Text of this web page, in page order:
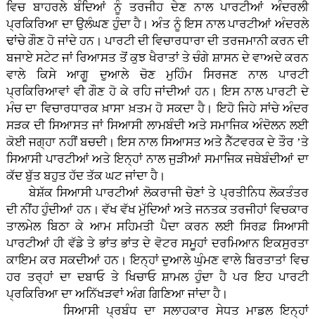
ਵਿਚ ਬਾਹਰਲੇ ਬੰਦਿਆਂ ਨੂੰ ਤਰਜੀਹ ਦੇਣ ਨਾਲ ਪਾਰਟੀਆਂ ਅੰਦਰਲੀ
ਪ੍ਰਕਿਰਿਆ ਦਾ ਉਲੰਘਣ ਹੁੰਦਾ ਹੈ। ਅੰਤ ਨੂੰ ਇਸ ਨਾਲ ਪਾਰਟੀਆਂ ਅੰਦਰਲੇ
ਢਾਂਚੇ ਗੌਣ ਹੋ ਜਾਂਦੇ ਹਨ। ਪਾਰਟੀ ਦੀ ਵਿਚਾਰਧਾਰਾ ਦੀ ਤਰਜਮਾਨੀ ਕਰਨ ਦੀ
ਬਜਾਏ ਸਟੇਟ ਜਾਂ ਰਿਆਸਤ ਤੋਂ ਕੁਝ ਖੈਰਾਤਾਂ ਤੇ ਚੰਗੇ ਸ਼ਾਸਨ ਦੇ ਵਾਅਦੇ ਕਰਨ
ਵਾਲੇ ਕਿਸੇ ਆਗੂ ਦੁਆਲੇ ਚੋਣ ਮੁਹਿੰਮ ਸਿਰਜਣ ਨਾਲ ਪਾਰਟੀ
ਪ੍ਰਕਿਰਿਆਵਾਂ ਵੀ ਗੌਣ ਹੋ ਕੇ ਰਹਿ ਜਾਂਦੀਆਂ ਹਨ। ਇਸ ਨਾਲ ਪਾਰਟੀ ਦੇ
ਮੰਚ ਦਾ ਵਿਚਾਰਧਾਰਕ ਖ਼ਾਸਾ ਖ਼ਤਮ ਹੋ ਸਕਦਾ ਹੈ। ਇਹੋ ਜਿਹੇ ਸਾਂਚੇ ਅੰਦਰ
ਸੜਕ ਦੀ ਸਿਆਸਤ ਜਾਂ ਸਿਆਸੀ ਲਾਮਬੰਦੀ ਅਤੇ ਸਮਾਜਿਕ ਅੰਦੋਲਨ ਲਈ
ਕੋਈ ਜਗ੍ਹਾ ਨਹੀਂ ਬਚਦੀ। ਇਸ ਨਾਲ ਸਿਆਸਤ ਅਤੇ ਨੈੱਟਵਰਕ ਦੇ ਤੌਰ ’ਤੇ
ਸਿਆਸੀ ਪਾਰਟੀਆਂ ਅਤੇ ਇਨ੍ਹਾਂ ਨਾਲ ਜੁੜੀਆਂ ਸਮਾਜਿਕ ਜਥੇਬੰਦੀਆਂ ਦਾ
ਕੱਦ ਬੁੱਤ ਬਹੁਤ ਹੱਦ ਤੱਕ ਘਟ ਜਾਂਦਾ ਹੈ।
ਬੇਸ਼ੱਕ ਸਿਆਸੀ ਪਾਰਟੀਆਂ ਲੋਕਰਾਜੀ ਚੋਣਾਂ ਤੇ ਪ੍ਰਤੀਨਿਧ ਲੋਕਤੰਤਰ
ਦੀ ਨੀਂਹ ਹੁੰਦੀਆਂ ਹਨ। ਵੱਖ ਵੱਖ ਮੁੱਦਿਆਂ ਅਤੇ ਜਨਤਕ ਤਰਜੀਹਾਂ ਵਿਚਕਾਰ
ਤਾਲਮੇਲ ਬਿਠਾ ਕੇ ਆਮ ਸਹਿਮਤੀ ਪੈਦਾ ਕਰਨ ਲਈ ਸਿਰਫ਼ ਸਿਆਸੀ
ਪਾਰਟੀਆਂ ਹੀ ਵੱਡੇ ਤੇ ਭਾਂਤ ਭਾਂਤ ਦੇ ਵੋਟਰ ਸਮੂਹਾਂ ਦਰਮਿਆਨ ਇਕਸੁਰਤਾ
ਕਾਇਮ ਕਰ ਸਕਦੀਆਂ ਹਨ। ਇਨ੍ਹਾਂ ਦੁਆਲੇ ਘੁੰਮਣ ਵਾਲੇ ਬਿਰਤਾਤਾਂ ਵਿਚ
ਹਰ ਤਰ੍ਹਾਂ ਦਾ ਦਬਾਓ ਤੇ ਖਿਚਾਓ ਸ਼ਾਮਲ ਹੁੰਦਾ ਹੈ ਪਰ ਇਹ ਪਾਰਟੀ
ਪ੍ਰਕਿਰਿਆ ਦਾ ਅਨਿੱਖੜਵਾਂ ਅੰਗ ਗਿਣਿਆ ਜਾਂਦਾ ਹੈ।
ਸਿਆਸੀ ਪ੍ਰਬੰਧ ਦਾ ਸਲਾਹਕਾਰ ਸੇਧਤ ਮਾਡਲ ਇਨ੍ਹਾਂ